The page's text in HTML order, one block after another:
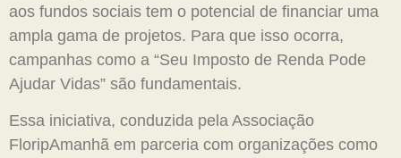
aos fundos sociais tem o potencial de financiar uma
ampla gama de projetos. Para que isso ocorra,
campanhas como a “Seu Imposto de Renda Pode
Ajudar Vidas” são fundamentais.
Essa iniciativa, conduzida pela Associação
FloripAmanhã em parceria com organizações como